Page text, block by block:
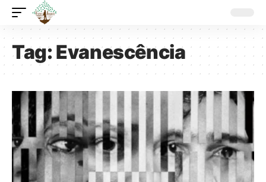
Tag:Evanescência